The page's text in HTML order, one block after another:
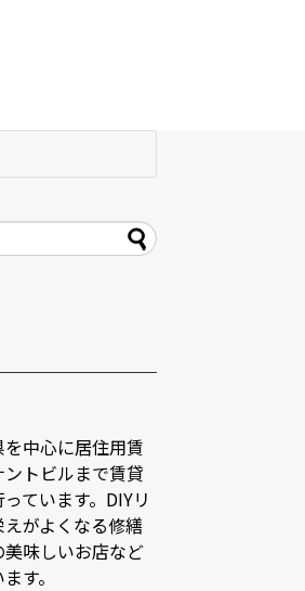
中心に居住用賃
トビルまで賃貸
ています。DIYリ
がよくなる修繕
味しいお店など
す。